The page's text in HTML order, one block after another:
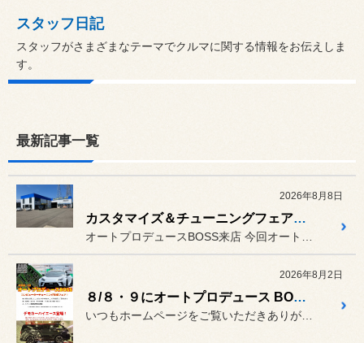
スタッフ日記
スタッフがさまざまなテーマでクルマに関する情報をお伝えしま
す。
最新記事一覧
2026年8月8日
カスタマイズ＆チューニングフェア第２弾エンジンコンピューターチューニング
2026年8月2日
８/８・９にオートプロデュース BOSSさんがやってきます♪